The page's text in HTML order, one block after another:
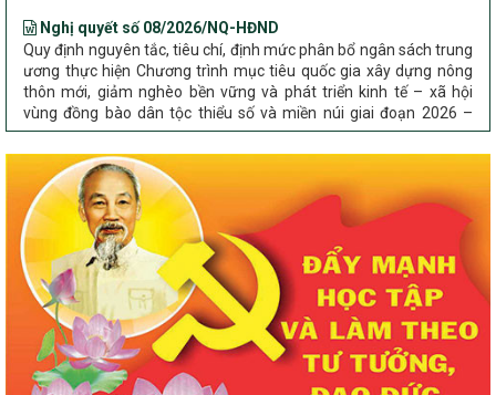
Quy định nguyên tắc, tiêu chí, định mức phân bổ ngân sách trung
ương thực hiện Chương trình mục tiêu quốc gia xây dựng nông
thôn mới, giảm nghèo bền vững và phát triển kinh tế – xã hội
vùng đồng bào dân tộc thiểu số và miền núi giai đoạn 2026 –
2030 trên địa bàn tỉnh Nghệ An
về đẩy mạnh thực hiện Chương trình mục tiêu quốc gia xây dựng
nông thôn mới, giảm nghèo bền vững và phát triển kinh tế – xã
hội vùng đồng bào dân tộc thiểu số và miền núi giai đoạn 2026 –
2030 trên địa bàn tỉnh Nghệ An
Quyết định số 2490/QĐ-UBND
Về việc thành lập Ban Chỉ đạo Chương trình mục tiều quốc gia xây
dựng nông thôn mới, giảm nghèo bền vững và phát triển kinh tế –
xã hội vùng đồng bào dân tộc thiểu số và miền núi giai đoạn 2026
-2030 tỉnh Nghệ An
Thông tư Số 23/2026/TT-BNNMT